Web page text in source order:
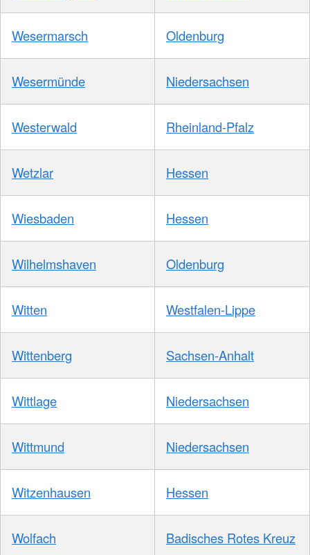
Wesermarsch Oldenburg
Wesermünde Niedersachsen
Westerwald Rheinland-Pfalz
Wetzlar Hessen
Wiesbaden Hessen
Wilhelmshaven Oldenburg
Witten Westfalen-Lippe
Wittenberg Sachsen-Anhalt
Wittlage Niedersachsen
Wittmund Niedersachsen
Witzenhausen Hessen
Wolfach Badisches Rotes Kreuz